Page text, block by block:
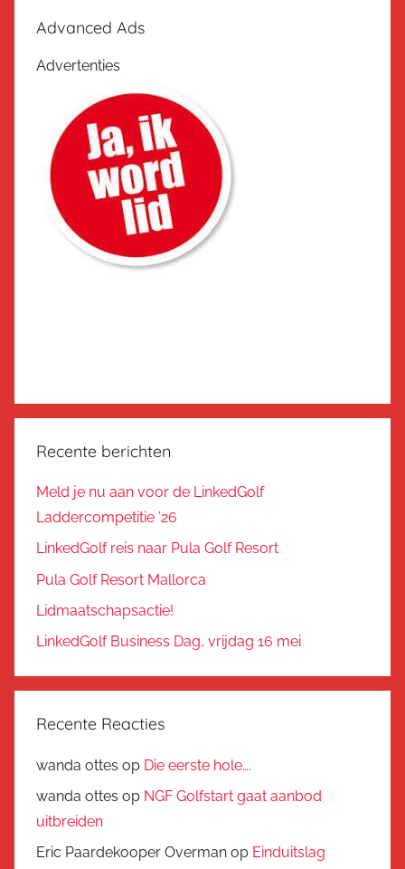
Advanced Ads
Advertenties
Recente berichten
Meld je nu aan voor de LinkedGolf
Laddercompetitie ’26
LinkedGolf reis naar Pula Golf Resort
Pula Golf Resort Mallorca
Lidmaatschapsactie!
LinkedGolf Business Dag, vrijdag 16 mei
Recente Reacties
wanda ottes op Die eerste hole….
wanda ottes op NGF Golfstart gaat aanbod
uitbreiden
Eric Paardekooper Overman op Einduitslag